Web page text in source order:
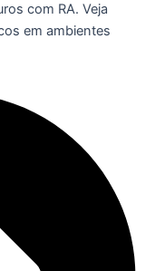
com RA. Veja
em ambientes